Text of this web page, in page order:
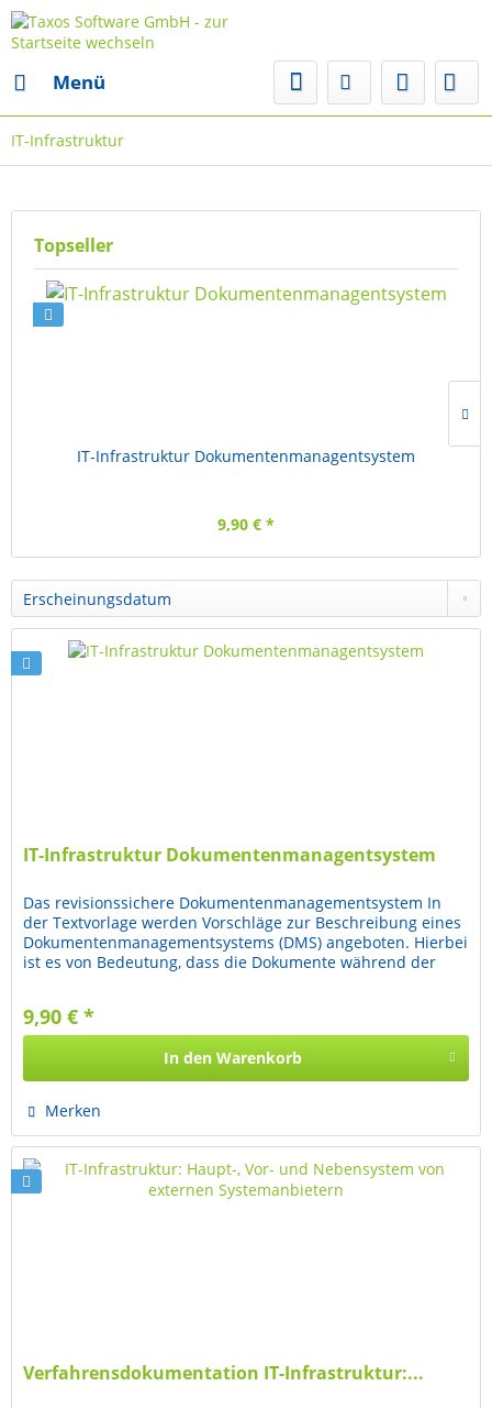
Menü
IT-Infrastruktur
Topseller
IT-Infrastruktur Dokumentenmanagentsystem
9,90 € *
IT-Infrastruktur Dokumentenmanagentsystem
Das revisionssichere Dokumentenmanagementsystem In
der Textvorlage werden Vorschläge zur Beschreibung eines
Dokumentenmanagementsystems (DMS) angeboten. Hierbei
ist es von Bedeutung, dass die Dokumente während der
9,90 € *
In den Warenkorb
Merken
Verfahrensdokumentation IT-Infrastruktur:...